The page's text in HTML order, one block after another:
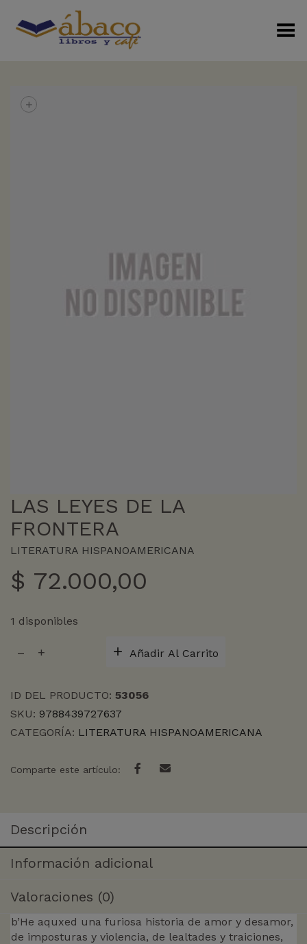
Menú Alterno
+
LAS LEYES DE LA
FRONTERA
LITERATURA HISPANOAMERICANA
$ 72.000,00
1 disponibles
LEYES
FRONTERA
cantidad
Añadir Al Carrito
ID DEL PRODUCTO: 53056
SKU: 9788439727637
CATEGORÍA: LITERATURA HISPANOAMERICANA
Comparte este artículo:
Descripción
Información adicional
Valoraciones (0)
b’He aquxed una furiosa historia de amor y desamor,
de imposturas y violencia, de lealtades y traiciones,